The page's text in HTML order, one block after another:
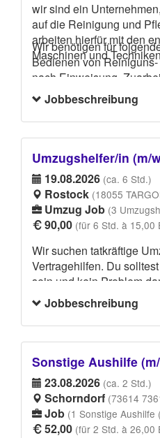
wir sind ein
auf die Reinigung und
arbeiten hierfür mit den
Maschinen und
Wir benötigen für
Bedienen von
nach Einweisung,
holen, Maschine
Randbereichen
Jobbeschreibung
19.08.2026 (ca. 6 Std.)
Rostock (18055
Umzug Job (3
90,00 (für 6 Std. à 15,00
Wir suchen tatkräftige
Vertragehilfen. Du
sein und kein Problem
schwerere Gegenstände
können. Deine
Möbel, Geräte,Glas ,
Gegenstände beim
einen
Kleidung, die eventuell
festes Schuhwerk.Bring
Jobbeschreibung
23.08.2026 (ca. 2 Std.)
Schorndorf (73614
Job (1 Sonstige Aushilfe
52,00 (für 2 Std. à 26,00